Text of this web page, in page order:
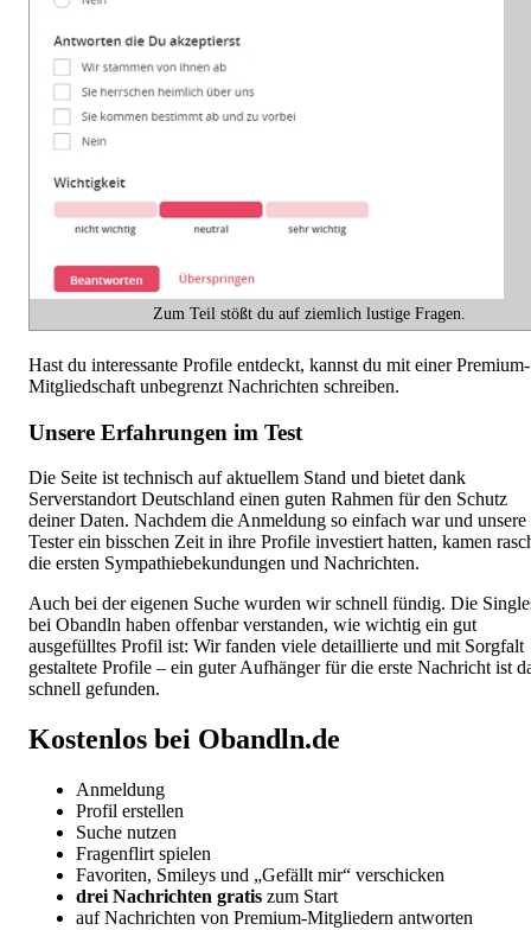
Zum Teil stößt du auf ziemlich lustige Fragen.
Hast du interessante Profile entdeckt, kannst du mit einer Premium-
Mitgliedschaft unbegrenzt Nachrichten schreiben.
Unsere Erfahrungen im Test
Die Seite ist technisch auf aktuellem Stand und bietet dank
Serverstandort Deutschland einen guten Rahmen für den Schutz
deiner Daten. Nachdem die Anmeldung so einfach war und unsere
Tester ein bisschen Zeit in ihre Profile investiert hatten, kamen
die ersten Sympathiebekundungen und Nachrichten.
Auch bei der eigenen Suche wurden wir schnell fündig. Die
bei Obandln haben offenbar verstanden, wie wichtig ein gut
ausgefülltes Profil ist: Wir fanden viele detaillierte und mit Sorgfalt
gestaltete Profile – ein guter Aufhänger für die erste Nachricht ist
schnell gefunden.
Kostenlos bei Obandln.de
Anmeldung
Profil erstellen
Suche nutzen
Fragenflirt spielen
Favoriten, Smileys und „Gefällt mir“ verschicken
drei Nachrichten gratis zum Start
auf Nachrichten von Premium-Mitgliedern antworten